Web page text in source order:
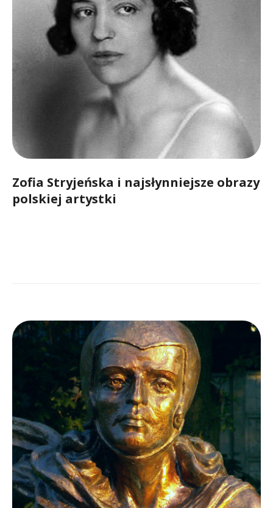
Zofia Stryjeńska i najsłynniejsze obrazy
polskiej artystki